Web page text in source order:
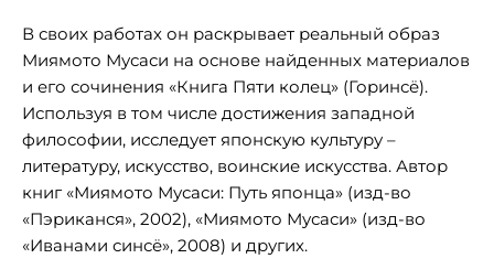
В своих работах он раскрывает реальный образ
Миямото Мусаси на основе найденных материалов
и его сочинения «Книга Пяти колец» (Горинсё).
Используя в том числе достижения западной
философии, исследует японскую культуру –
литературу, искусство, воинские искусства. Автор
книг «Миямото Мусаси: Путь японца» (изд-во
«Пэриканся», 2002), «Миямото Мусаси» (изд-во
«Иванами синсё», 2008) и других.